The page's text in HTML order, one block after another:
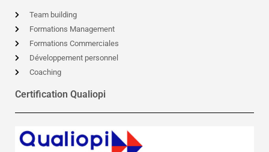
Team building
Formations Management
Formations Commerciales
Développement personnel
Coaching
Certification Qualiopi